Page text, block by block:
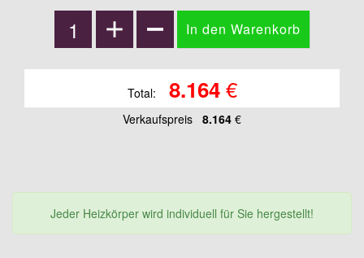
Total: 8.164€
Verkaufspreis 8.164 €
Jeder Heizkörper wird individuell für Sie hergestellt!